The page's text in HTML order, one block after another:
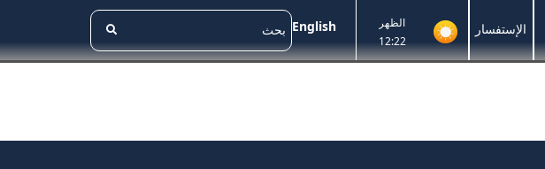
English
الظهر
12:22
الإستفسار